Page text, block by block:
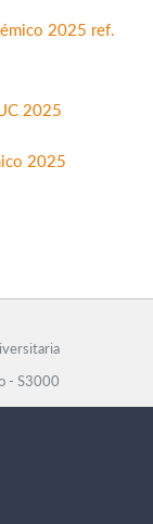
2025 ref.
2025
2025
- S3000